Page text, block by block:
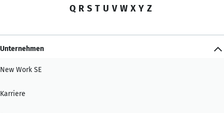
Q R S T U V W X Y Z
Unternehmen
New Work SE
Karriere